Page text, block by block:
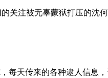
关注被无辜蒙狱打压的沈
每天传来的各种逮人信息